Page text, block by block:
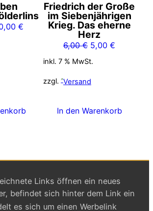
€Aktueller
10,00 €.
Friedrich der Große
im Siebenjährigen
Krieg. Das eherne
Herz
6,00€ Ursprünglicher
Preis
6,00 €
5,00€
inkl. 7 % MwSt.
zzgl. Versand
In den Warenkorb
Links öffnen ein neues
befindet sich hinter dem Link ein
es sich um einen Werbelink